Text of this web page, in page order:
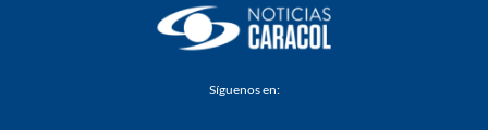
Síguenos en: